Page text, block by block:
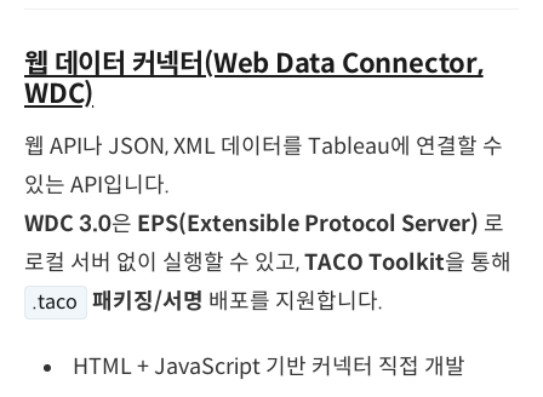
웹 데이터 커넥터(Web Data Connector,
WDC)
웹 API나 JSON, XML 데이터를 Tableau에 연결할 수
있는 API입니다.
WDC 3.0은 EPS(Extensible Protocol Server) 로
로컬 서버 없이 실행할 수 있고,TACO Toolkit을 통해
.taco 패키징/서명 배포를 지원합니다.
HTML + JavaScript 기반 커넥터 직접 개발